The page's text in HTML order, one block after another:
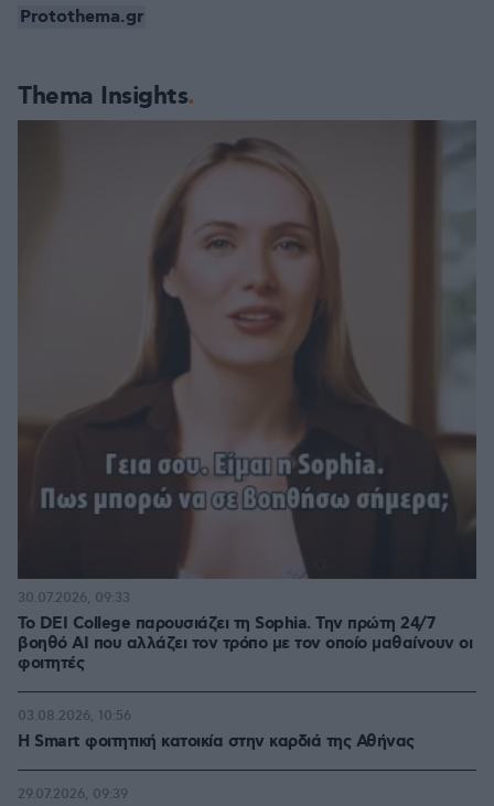
Thema Insights
Το DEI College παρουσιάζει τη Sophia. Την πρώτη 24/7
βοηθό AI που αλλάζει τον τρόπο με τον οποίο μαθαίνουν οι
φοιτητές
30.07.2026, 09:33
Η Smart φοιτητική κατοικία στην καρδιά της Αθήνας
03.08.2026, 10:56
29.07.2026, 09:39
Protothema.gr